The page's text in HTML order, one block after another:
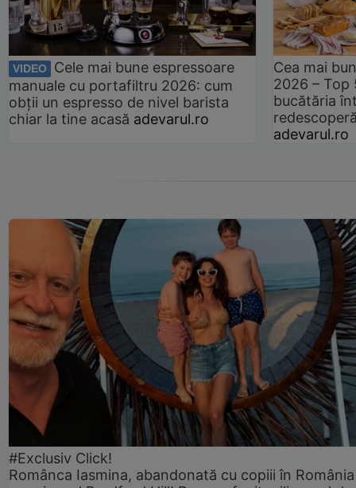
VIDEO
Cele mai bune espressoare
manuale cu portafiltru 2026: cum
obții un espresso de nivel barista
chiar la tine acasă adevarul.ro
Cea mai
2026 –
bucătăria
adevarul.ro
#Exclusiv Click!
Românca Iasmina, abandonată cu copiii în